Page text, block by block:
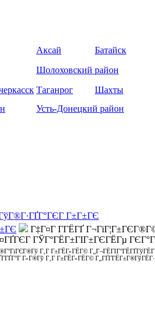
Аксай
Батайск
Шолоховский район
Таганрог
Шахты
Усть-Донецкий район
Г±Г±ГЄ
Г‡Г¤Г Г­ГЁГҐ
ГЎГ°ГЁГ±ГІГ±ГЄГЁГµ
Г‚Г Г±ГЁГ«ГЁГ©
Г«Г®Гў Г‚Г Г±ГЁГ«ГЁГ© Г„ГҐГ­ГЁГ±Г®ГўГЁГ·